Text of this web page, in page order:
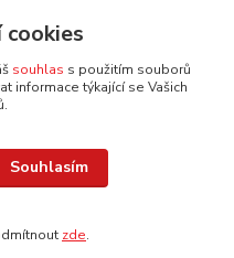
Black
cookies
souhlas s použitím souborů
informace týkající se Vašich
Souhlasím
zde.